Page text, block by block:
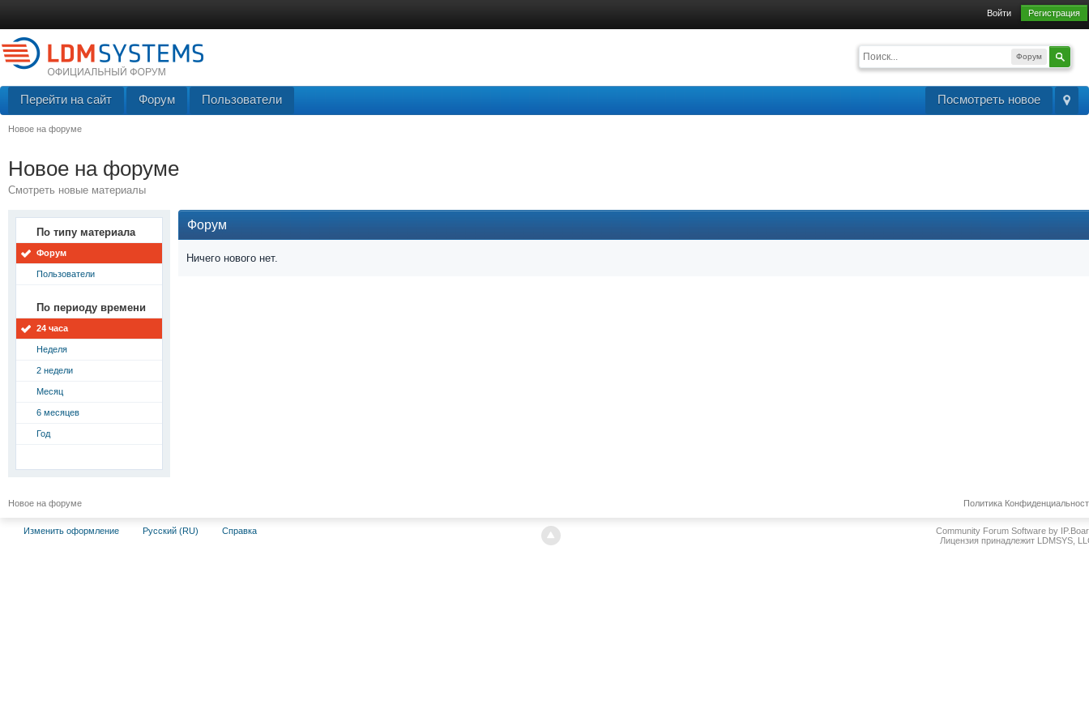
Войти Регистрация
Форум
Посмотреть новое
Перейти на сайт Форум Пользователи
Новое на форуме
Новое на форуме
Смотреть новые материалы
По типу материала
Форум
Пользователи
По периоду времени
24 часа
Неделя
2 недели
Месяц
6 месяцев
Год
Форум
Ничего нового нет.
Новое на форуме Политика
Изменить оформление Русский (RU) Справка
Community Forum Software by
Лицензия принадлежит LDMSYS,